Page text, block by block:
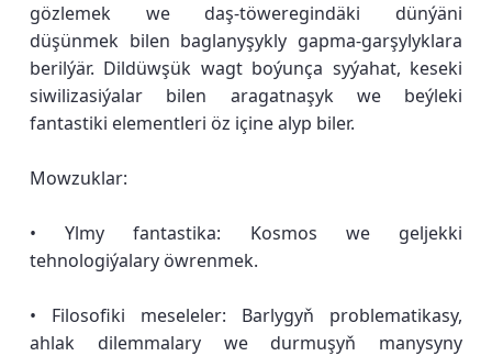
gözlemek we daş-töweregindäki dünýäni
düşünmek bilen baglanyşykly gapma-garşylyklara
berilýär. Dildüwşük wagt boýunça syýahat, keseki
siwilizasiýalar bilen aragatnaşyk we beýleki
fantastiki elementleri öz içine alyp biler.
Mowzuklar:
• Ylmy fantastika: Kosmos we geljekki
tehnologiýalary öwrenmek.
• Filosofiki meseleler: Barlygyň problematikasy,
ahlak dilemmalary we durmuşyň manysyny